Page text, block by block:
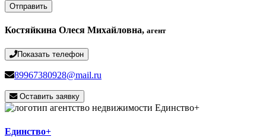
Отправить
Костяйкина Олеся Михайловна, агент
Показать телефон
89967380928@mail.ru
Оставить заявку
Единство+